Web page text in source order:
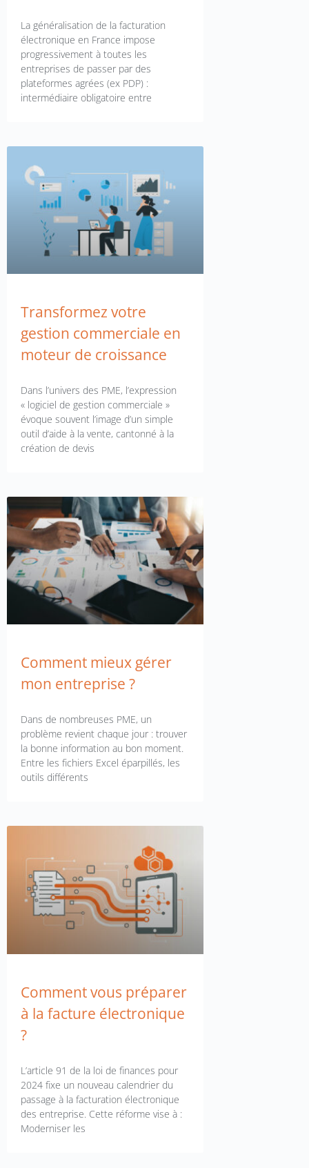
La généralisation de la facturation
électronique en France impose
progressivement à toutes les
entreprises de passer par des
plateformes agrées (ex PDP) :
intermédiaire obligatoire entre
Transformez votre
gestion commerciale en
moteur de croissance
Dans l’univers des PME, l’expression
« logiciel de gestion commerciale »
évoque souvent l’image d’un simple
outil d’aide à la vente, cantonné à la
création de devis
Comment mieux gérer
mon entreprise ?
Dans de nombreuses PME, un
problème revient chaque jour : trouver
la bonne information au bon moment.
Entre les fichiers Excel éparpillés, les
outils différents
Comment vous préparer
à la facture électronique
?
L’article 91 de la loi de finances pour
2024 fixe un nouveau calendrier du
passage à la facturation électronique
des entreprise. Cette réforme vise à :
Moderniser les